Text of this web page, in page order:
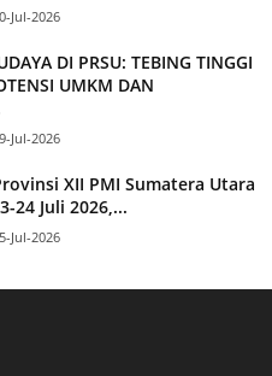
Jul-2026
DI PRSU: TEBING TINGGI
UMKM DAN
Jul-2026
XII PMI Sumatera Utara
24 Juli 2026,...
Jul-2026